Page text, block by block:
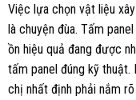
Việc lựa chọn vật liệu
là chuyện đùa. Tấm
ồn hiệu quả đang được
tấm panel đúng kỹ thuật.
chị nhất định phải nắm